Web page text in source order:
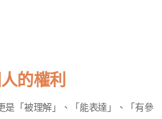
的權利
是「被理解」、「能表達」、「有參